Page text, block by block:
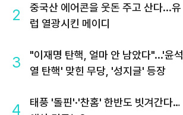
2
중국산 에어콘을 웃돈 주고 산다...유
럽 열광시킨 메이디
3
"이재명 탄핵, 얼마 안 남았다"...'윤석
열 탄핵' 맞힌 무당, '성지글' 등장
4
태풍 '돌핀'·'찬홈' 한반도 빗겨간다…